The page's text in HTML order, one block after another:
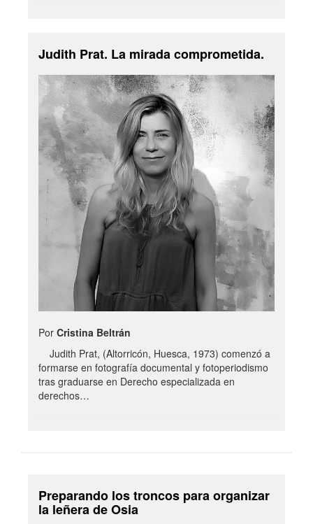
Judith Prat. La mirada comprometida.
Por Cristina Beltrán
Judith Prat, (Altorricón, Huesca, 1973) comenzó a
formarse en fotografía documental y fotoperiodismo
tras graduarse en Derecho especializada en
derechos…
Preparando los troncos para organizar
la leñera de Osia